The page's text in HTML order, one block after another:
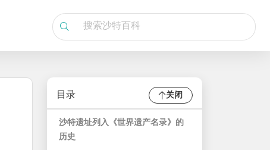
目录 关闭
沙特遗址列入《世界遗产名录》的
历史